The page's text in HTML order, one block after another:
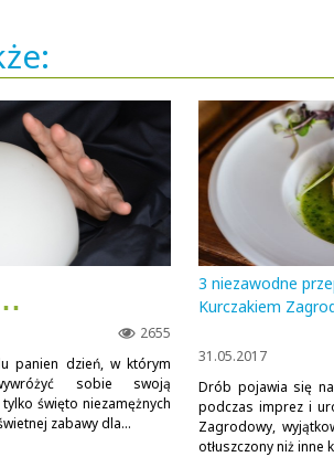
▪
2655
panien dzień, w którym
sobie swoją
święto niezamężnych
zabawy dla...
3 niezawodne
Kurczakiem
31.05.2017
Drób pojawia się
podczas imprez i
Zagrodowy,
otłuszczony niż inne